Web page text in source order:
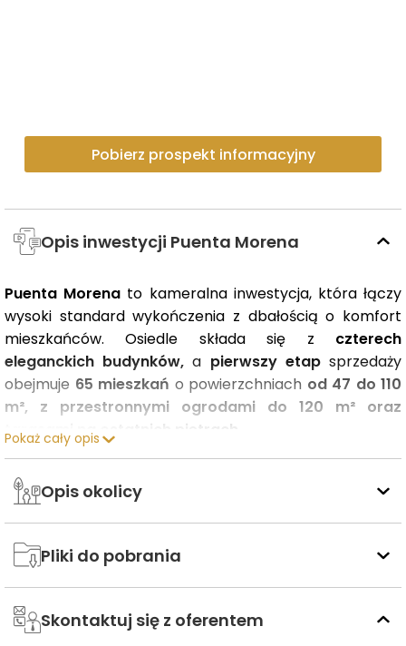
Pobierz prospekt informacyjny
Opis inwestycji Puenta Morena
Puenta Morena to kameralna inwestycja, która łączy
wysoki standard wykończenia z dbałością o komfort
mieszkańców. Osiedle składa się z czterech
eleganckich budynków, a pierwszy etapsprzedaży
obejmuje 65 mieszkań o powierzchniach od 47 do 110
m²,
z przestronnymi ogrodami do 120 m² oraz
tarasami na ostatnich piętrach.
Architektura inwestycji harmonijnie wpisuje się w
naturalne, kaskadowe ukształtowanie terenu, tworząc
spójną i estetyczną kompozycję.Kameralna, niska
zabudowa
podkreślając poczucie prywatności i spokoju. Wnętrza
zostały zaprojektowane z myślą ojakości i trwałości–
zastosowano szczotkowaną stal, gres, tapety winylowe
oraz detale z orzechowego drewna, a stonowana
Pokaż cały opis
Opis okolicy
Pliki do pobrania
Skontaktuj się z oferentem